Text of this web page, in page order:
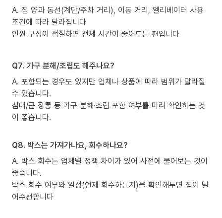
A. 짐 양과 동선(계단/주차 거리), 이동 거리, 엘리베이터 사용
조건에 따라 달라집니다
인원 구성이 적절하면 전체 시간이 줄어드는 편입니다
Q7. 가구 분해/조립도 해주나요?
A. 포함되는 경우도 있지만 업체나 상품에 따라 범위가 달라질
수 있습니다.
침대/큰 장롱 등 가구 분해·조립 포함 여부를 미리 확인하는 것
이 좋습니다.
Q8. 박스는 가져가나요, 회수하나요?
A. 박스 회수는 업체별 정책 차이가 있어 사전에 물어보는 것이
좋습니다.
박스 회수 여부와 일정(언제 회수하는지)을 확인해두면 집이 덜
어수선합니다